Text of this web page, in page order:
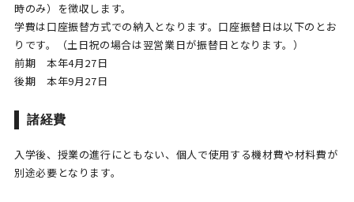
時のみ）を徴収します。
学費は口座振替方式での納入となります。口座振替日は以下のとお
りです。（土日祝の場合は翌営業日が振替日となります。）
前期 本年4月27日
後期 本年9月27日
諸経費
入学後、授業の進行にともない、個人で使用する機材費や材料費が
別途必要となります。